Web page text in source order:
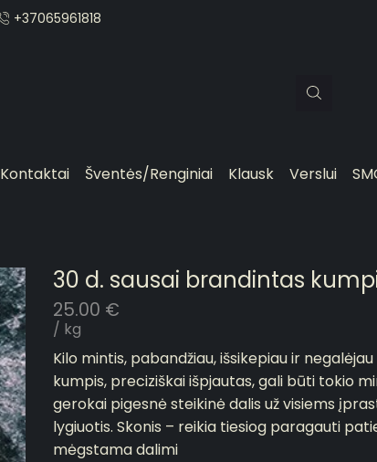
+37065961818
Kontaktai Šventės/Renginiai Klausk Verslui
30 d. sausai brandintas
25.00 €
/ kg
Kilo mintis, pabandžiau, išsikepiau ir
kumpis, preciziškai išpjautas, gali būti tokio
gerokai pigesnė steikinė dalis už visiems
lygiuotis. Skonis – reikia tiesiog paragauti
mėgstama dalimi